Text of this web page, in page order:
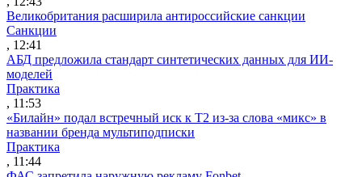
Великобритания расширила антироссийские санкции
Санкции
, 12:41
АБД предложила стандарт синтетических данных для ИИ-
моделей
Практика
, 11:53
«Билайн» подал встречный иск к Т2 из-за слова «микс» в
названии бренда мультиподписки
Практика
, 11:44